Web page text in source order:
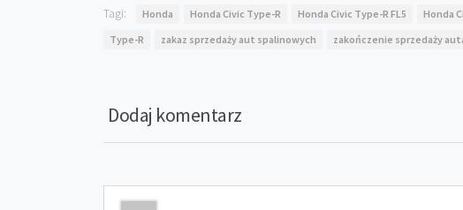
Tagi: Honda Honda Civic Type-R Honda Civic Type-R FL5 Honda
Type-R
zakaz sprzedaży aut spalinowych zakończenie sprzedaży
Dodaj komentarz